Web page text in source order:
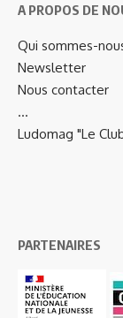
A PROPOS DE
Qui sommes-
Newsletter
Nous contacter
…
Ludomag "Le
PARTENAIRES